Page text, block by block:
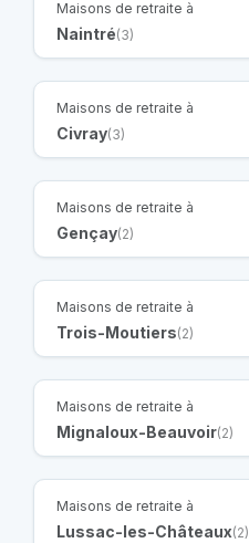
Maisons de retraite à
Naintré(3)
Maisons de retraite à
Civray(3)
Maisons de retraite à
Gençay(2)
Maisons de retraite à
Trois-Moutiers(2)
Maisons de retraite à
Mignaloux-Beauvoir(2)
Maisons de retraite à
Lussac-les-Châteaux(2)